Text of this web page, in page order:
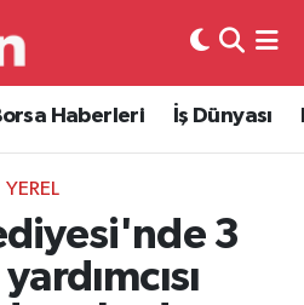
Haberleri İş Dünyası
YEREL
3
ve Fikstür